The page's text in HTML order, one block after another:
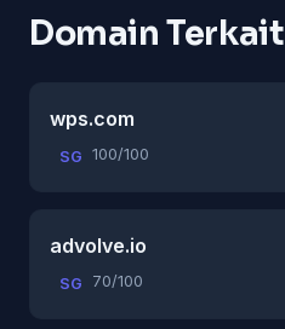
Domain Terkait
wps.com
SG 100/100
advolve.io
SG 70/100